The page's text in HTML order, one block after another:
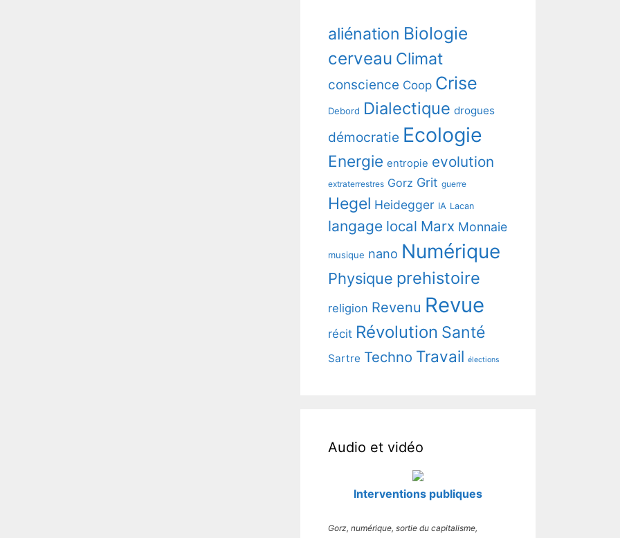
aliénation Biologie
cerveau Climat
conscience Coop Crise
Debord Dialectique drogues
démocratie Ecologie
Energie entropie evolution
extraterrestres Gorz Grit guerre
Hegel Heidegger IA Lacan
langage local Marx Monnaie
musique nano Numérique
Physique prehistoire
religion Revenu Revue
récit Révolution Santé
Sartre Techno Travail élections
Audio et vidéo
Interventions publiques
Gorz, numérique, sortie du capitalisme,